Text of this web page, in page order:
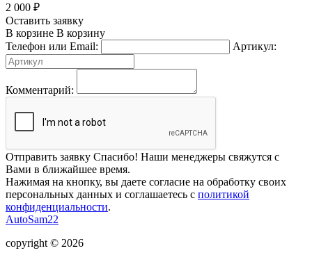
2 000 ₽
Оставить заявку
В корзине В корзину
Телефон или Email:
Артикул:
Комментарий:
Отправить заявку Спасибо! Наши менеджеры свяжутся с
Вами в ближайшее время.
Нажимая на кнопку, вы даете согласие на обработку своих
персональных данных и соглашаетесь с политикой
конфиденциальности.
AutoSam22
copyright © 2026